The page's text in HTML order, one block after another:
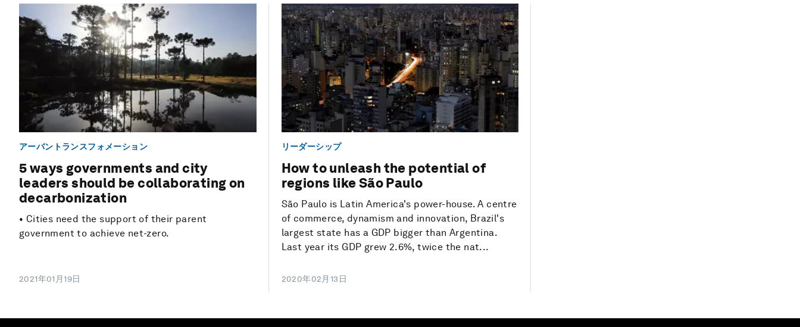
アーバントランスフォメーション
5 ways governments and city
leaders should be collaborating on
decarbonization
• Cities need the support of their parent
government to achieve net-zero.
2021年01月19日
リーダーシップ
How to unleash the potential of
regions like São Paulo
São Paulo is Latin America's power-house. A centre
of commerce, dynamism and innovation, Brazil's
largest state has a GDP bigger than Argentina.
Last year its GDP grew 2.6%, twice the nat...
2020年02月13日